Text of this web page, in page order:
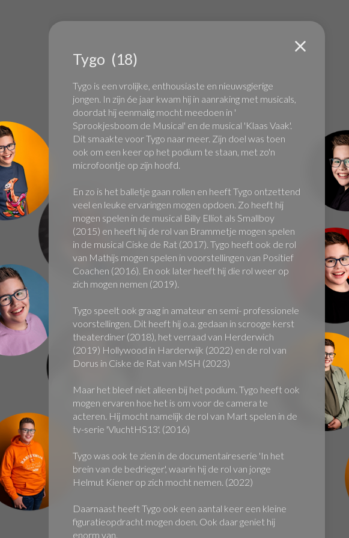
Tygo (18)
Tygo is een vrolijke, enthousiaste en nieuwsgierige
jongen. In zijn 6e jaar kwam hij in aanraking met musicals,
doordat hij eenmalig mocht meedoen in '
Sprookjesboom de Musical' en de musical 'Klaas Vaak'.
Dit smaakte voor Tygo naar meer. Zijn doel was toen
ook om een keer op het podium te staan, met zo'n
microfoontje op zijn hoofd.
En zo is het balletje gaan rollen en heeft Tygo ontzettend
veel en leuke ervaringen mogen opdoen. Zo heeft hij
mogen spelen in de musical Billy Elliot als Smallboy
(2015) en heeft hij de rol van Brammetje mogen spelen
in de musical Ciske de Rat (2017). Tygo heeft ook de rol
van Mathijs mogen spelen in voorstellingen van Positief
Coachen (2016). En ook later heeft hij die rol weer op
zich mogen nemen (2019).
Tygo speelt ook graag in amateur en semi- professionele
voorstellingen. Dit heeft hij o.a. gedaan in scrooge kerst
theaterdiner (2018), het verraad van Herderwich
(2019) Hollywood in Harderwijk (2022) en de rol van
Dorus in Ciske de Rat van MSH (2023)
Maar het bleef niet alleen bij het podium. Tygo heeft ook
mogen ervaren hoe het is om voor de camera te
acteren. Hij mocht namelijk de rol van Mart spelen in de
tv-serie 'VluchtHS13'. (2016)
Tygo was ook te zien in de documentaireserie 'In het
brein van de bedrieger', waarin hij de rol van jonge
Helmut Kiener op zich mocht nemen. (2022)
Daarnaast heeft Tygo ook een aantal keer een kleine
figuratieopdracht mogen doen. Ook daar geniet hij
enorm van.